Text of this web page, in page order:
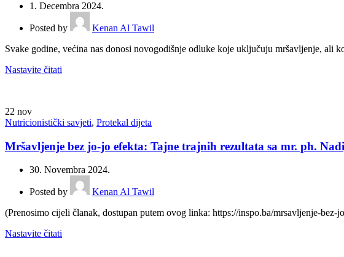
1. Decembra 2024.
Posted by
Kenan Al Tawil
Svake godine, većina nas donosi novogodišnje odluke koje uključuju mršavljenje, ali
Nastavite čitati
22 nov
Nutricionistički savjeti, Protekal dijeta
Mršavljenje bez jo-jo efekta: Tajne trajnih rezultata sa mr. ph.
30. Novembra 2024.
Posted by
Kenan Al Tawil
(Prenosimo cijeli članak, dostupan putem ovog linka: https://inspo.ba/mrsavljenje-bez-
Nastavite čitati